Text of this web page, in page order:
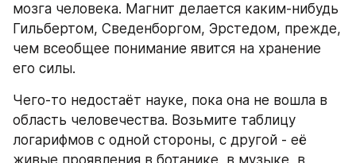
мозга человека. Магнит делается каким-нибудь
Гильбертом, Сведенборгом, Эрстедом, прежде,
чем всеобщее понимание явится на хранение
его силы.
Чего-то недостаёт науке, пока она не вошла в
область человечества. Возьмите таблицу
логарифмов с одной стороны, с другой - её